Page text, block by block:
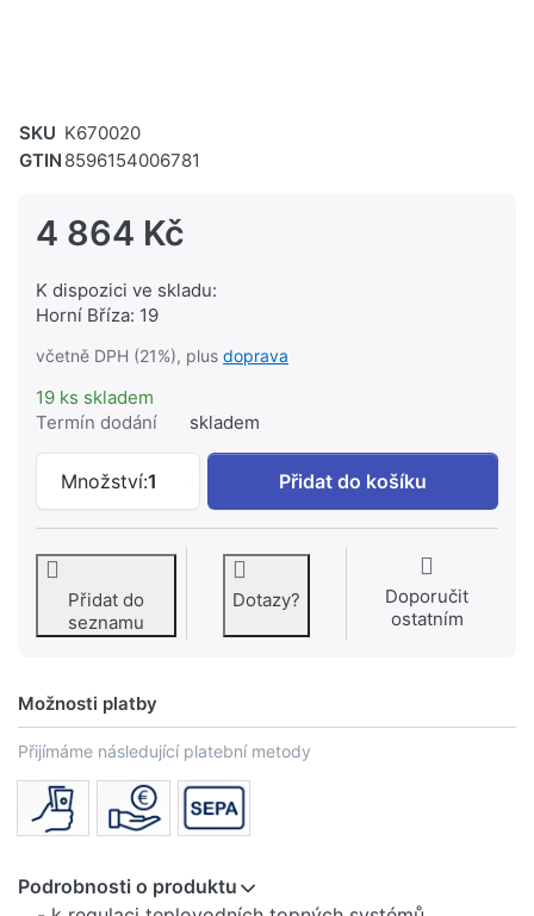
SKU K670020
GTIN 8596154006781
4 864 Kč
K dispozici ve skladu:
Horní Bříza: 19
včetně DPH (21%), plus doprava
19 ks skladem
Termín dodání
skladem
Množství:1
KOMEXTHERM DUOMIX AO JS 80
Přidat do košíku
Přidat do
seznamu
Dotazy?
Doporučit
ostatním
Možnosti platby
Přijímáme následující platební metody
Podrobnosti o produktu